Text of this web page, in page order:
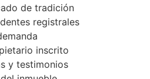
de tradición
registrales
inscrito
y testimonios